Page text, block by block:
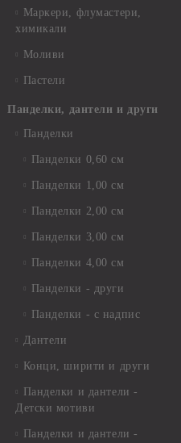
Маркери, флумастери,
химикали
Моливи
Пастели
Панделки, дантели и други
Панделки
Панделки 0,60 см
Панделки 1,00 см
Панделки 2,00 см
Панделки 3,00 см
Панделки 4,00 см
Панделки - други
Панделки - с надпис
Дантели
Конци, ширити и други
Панделки и дантели -
Детски мотиви
Панделки и дантели -